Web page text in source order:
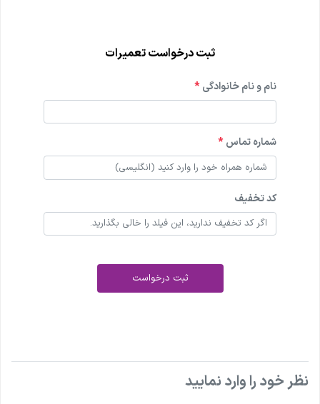
ثبت درخواست تعمیرات
نام و نام خانوادگی *
شماره تماس *
کد تخفیف
ثبت درخواست
نظر خود را وارد نمایید